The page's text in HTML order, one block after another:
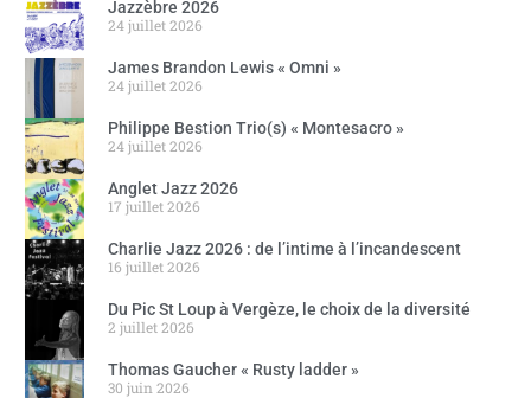
Jazzèbre 2026
24 juillet 2026
James Brandon Lewis « Omni »
24 juillet 2026
Philippe Bestion Trio(s) « Montesacro »
24 juillet 2026
Anglet Jazz 2026
17 juillet 2026
Charlie Jazz 2026 : de l’intime à l’incandescent
16 juillet 2026
Du Pic St Loup à Vergèze, le choix de la diversité
2 juillet 2026
Thomas Gaucher « Rusty ladder »
30 juin 2026